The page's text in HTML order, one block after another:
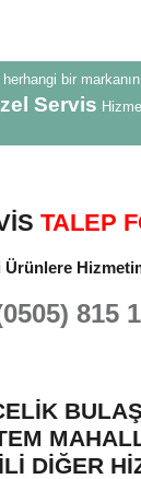
bir
Servis
TALEP
Ürünlere
815
DIĞER